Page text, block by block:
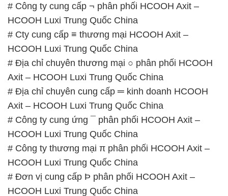
# Công ty cung cấp ¬ phân phối HCOOH Axit –
HCOOH Luxi Trung Quốc China
# Cty cung cấp ≡ thương mại HCOOH Axit –
HCOOH Luxi Trung Quốc China
# Địa chỉ chuyên thương mại ○ phân phối HCOOH
Axit – HCOOH Luxi Trung Quốc China
# Địa chỉ chuyên cung cấp ═ kinh doanh HCOOH
Axit – HCOOH Luxi Trung Quốc China
# Công ty cung ứng ¯ phân phối HCOOH Axit –
HCOOH Luxi Trung Quốc China
# Công ty thương mại π phân phối HCOOH Axit –
HCOOH Luxi Trung Quốc China
# Đơn vị cung cấp Þ phân phối HCOOH Axit –
HCOOH Luxi Trung Quốc China